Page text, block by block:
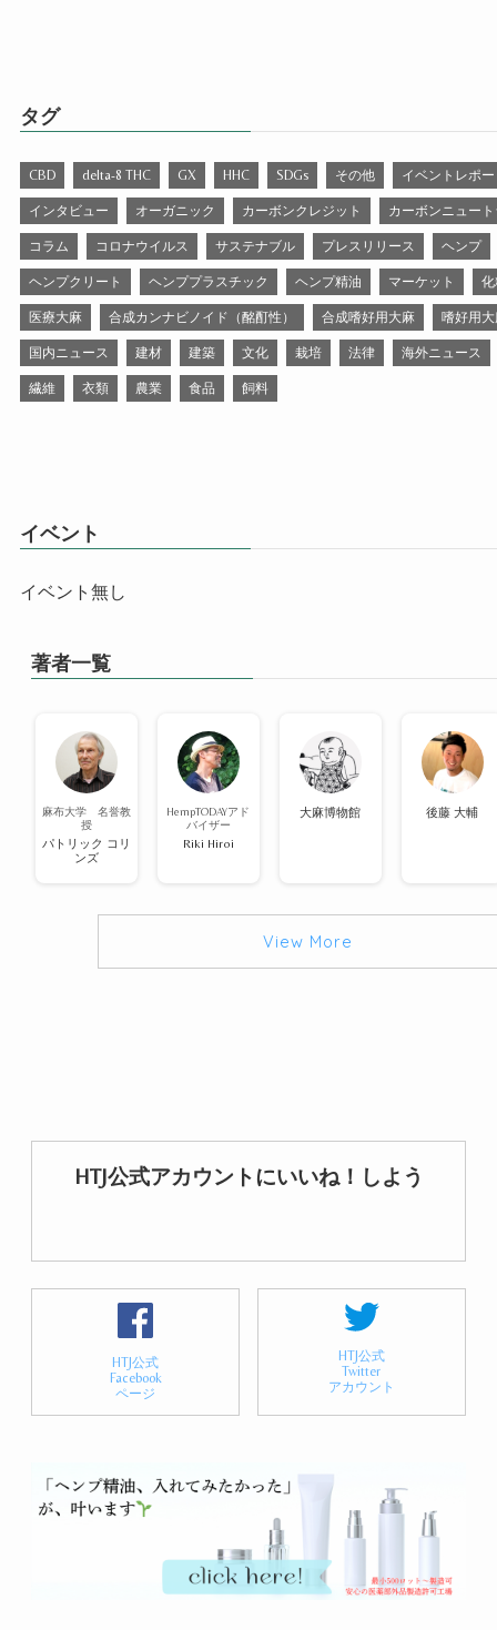
タグ
CBD delta-8 THC GX HHC SDGs その他 イベントレポ
インタビュー オーガニック カーボンクレジット カーボンニュー
コラム コロナウイルス サステナブル プレスリリース ヘンプ
ヘンプクリート ヘンププラスチック ヘンプ精油 マーケット
医療大麻 合成カンナビノイド（酩酊性） 合成嗜好用大麻 嗜好用
国内ニュース 建材 建築 文化 栽培 法律 海外ニュース
繊維 衣類 農業 食品 飼料
イベント
イベント無し
著者一覧
麻布大学 名誉教
授
パトリック コリ
ンズ
HempTODAYアド
バイザー
Riki Hiroi
大麻博物館 後藤 大輔
View More
HTJ公式アカウントにいいね！しよう
HTJ公式
Facebook
ページ
HTJ公式
Twitter
アカウント